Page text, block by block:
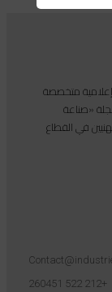
+212 522 260451
وهي مجموعة إعلامية متخصصة
«صناعة
في القطاع